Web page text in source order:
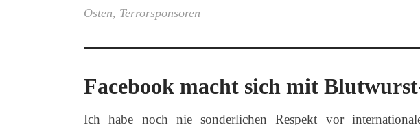
Osten, Terrorsponsoren
Facebook macht sich mit
Ich habe noch nie sonderlichen Respekt vor